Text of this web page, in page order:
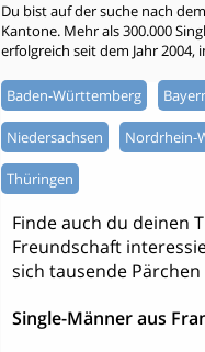
Du bist auf der suche nach
Kantone. Mehr als 300.000
erfolgreich seit dem Jahr 2004,
Baden-Württemberg
Niedersachsen Nordrhein-
Thüringen
Finde auch du deinen
Freundschaft
sich tausende
Single-Männer aus